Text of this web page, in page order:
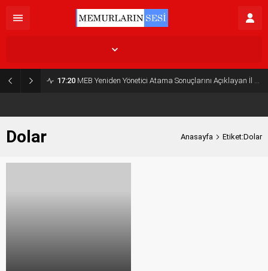
17:20 MEB Yeniden Yönetici Atama Sonuçlarını Açıklayan İl MEM’ler Listesi
Dolar Anasayfa Etiket:Dolar